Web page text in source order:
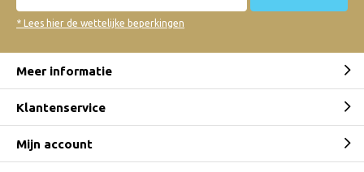
* Lees hier de wettelijke beperkingen
Meer informatie
Klantenservice
Mijn account